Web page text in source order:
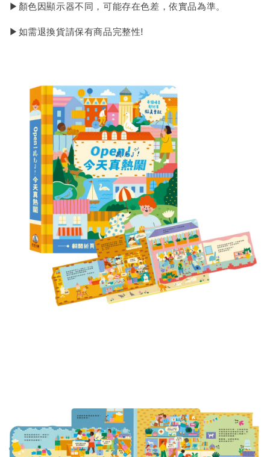
▶顏色因顯示器不同，可能存在色差，依實品為準。
▶如需退換貨請保有商品完整性!